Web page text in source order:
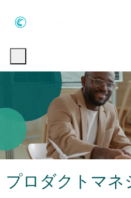
プロダクトマネ